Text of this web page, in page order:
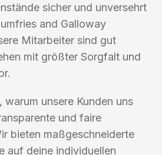
sicher und unversehrt
and Galloway
Mitarbeiter sind gut
mit größter Sorgfalt und
warum unsere Kunden uns
und faire
bieten maßgeschneiderte
auf deine individuellen